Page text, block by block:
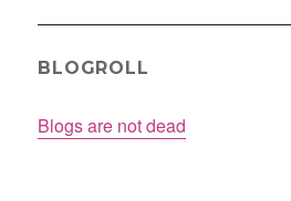
BLOGROLL
Blogs are not dead